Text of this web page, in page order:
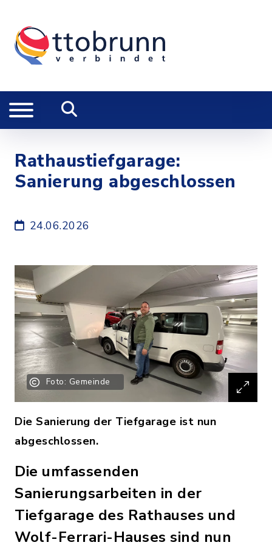
Rathaustiefgarage:
Sanierung abgeschlossen
24.06.2026
Foto: Gemeinde
Die Sanierung der Tiefgarage ist nun
abgeschlossen.
Die umfassenden
Sanierungsarbeiten in der
Tiefgarage des Rathauses und
Wolf-Ferrari-Hauses sind nun